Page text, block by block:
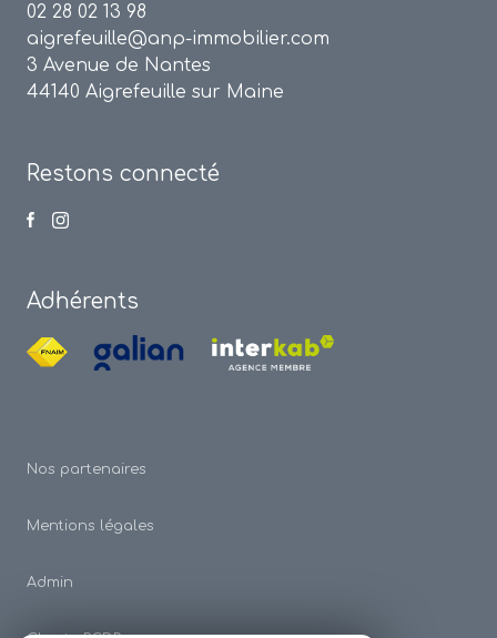
02 28 02 13 98
aigrefeuille@anp-immobilier.com
3 Avenue de Nantes
44140 Aigrefeuille sur Maine
Restons connecté
Adhérents
Nos partenaires
Mentions légales
Admin